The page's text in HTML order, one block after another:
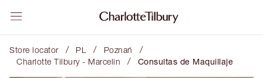
Store locator / PL / Poznań /
Charlotte Tilbury - Marcelin / Consultas de Maquillaje